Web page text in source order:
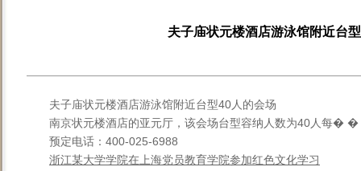
夫子庙状元楼酒店游泳馆附近台
夫子庙状元楼酒店游泳馆附近台型40人的会场
南京状元楼酒店的亚元厅，该会场台型容纳人数为40人每� �
预定电话：400-025-6988
浙江某大学学院在上海党员教育学院参加红色文化学习